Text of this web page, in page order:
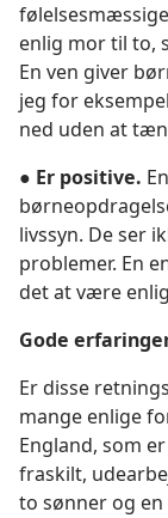
enlig mor til to,
En ven giver
jeg for
ned uden at
● Er positive.
livssyn. De ser
problemer. En
det at være
Gode
Er disse
mange enlige
England, som
fraskilt,
to sønner og